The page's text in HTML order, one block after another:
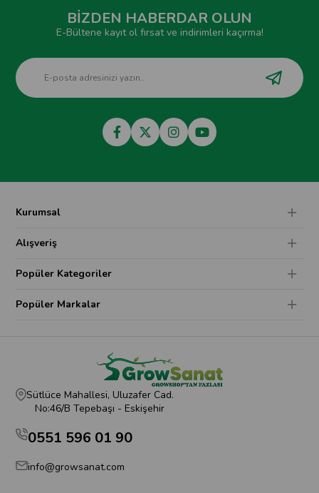
BİZDEN HABERDAR OLUN
E-Bültene kayıt ol fırsat ve indirimleri kaçırma!
Kurumsal
Alışveriş
Popüler Kategoriler
Popüler Markalar
Sütlüce Mahallesi, Uluzafer Cad.
No:46/B Tepebaşı - Eskişehir
0551 596 01 90
info@growsanat.com